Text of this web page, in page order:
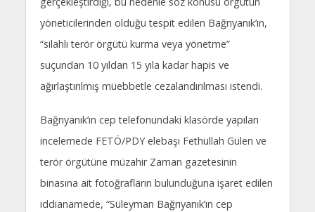
yöneticilerinden olduğu tespit edilen Bağrıyanık’ın,
“silahlı terör örgütü kurma veya yönetme”
suçundan 10 yıldan 15 yıla kadar hapis ve
ağırlaştırılmış müebbetle cezalandırılması istendi.
Bağrıyanık’ın cep telefonundaki klasörde yapılan
incelemede FETÖ/PDY elebaşı Fethullah Gülen ve
terör örgütüne müzahir Zaman gazetesinin
binasına ait fotoğrafların bulunduğuna işaret edilen
iddianamede, “Süleyman Bağrıyanık’ın cep